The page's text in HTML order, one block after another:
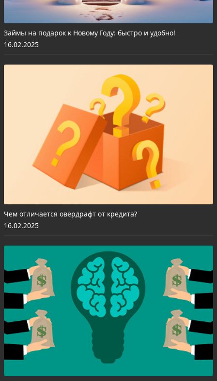
Займы на подарок к Новому Году: быстро и удобно!
16.02.2025
Чем отличается овердрафт от кредита?
16.02.2025